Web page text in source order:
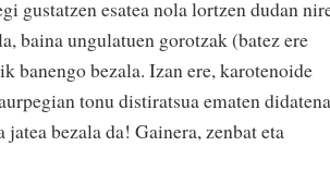
gustatzen esatea nola lortzen dudan
baina ungulatuen gorotzak (batez ere
banengo bezala. Izan ere, karotenoide
tonu distiratsua ematen
bezala da! Gainera, zenbat eta